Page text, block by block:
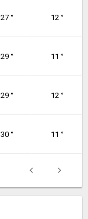
27 ° 12 °
29 ° 11 °
29 ° 12 °
30 ° 11 °